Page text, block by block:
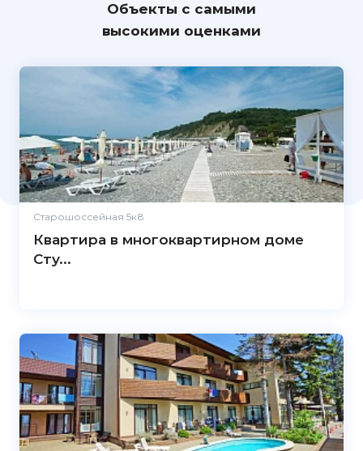
Объекты с самыми
высокими оценками
Старошоссейная 5к8
Квартира в многоквартирном доме
Сту...
5.0